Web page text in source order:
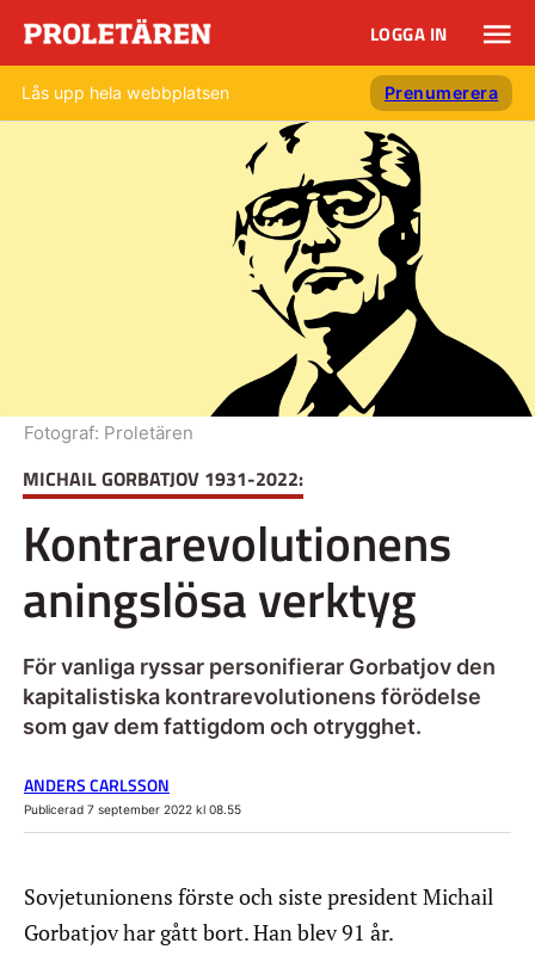
LOGGA IN
Lås upp hela webbplatsen Prenumerera
MICHAIL GORBATJOV 1931-2022:
Kontrarevolutionens
aningslösa verktyg
För vanliga ryssar personifierar Gorbatjov den
kapitalistiska kontrarevolutionens förödelse
som gav dem fattigdom och otrygghet.
Fotograf: Proletären
ANDERS CARLSSON
Publicerad 7 september 2022 kl 08.55
Sovjetunionens förste och siste president Michail
Gorbatjov har gått bort. Han blev 91 år.